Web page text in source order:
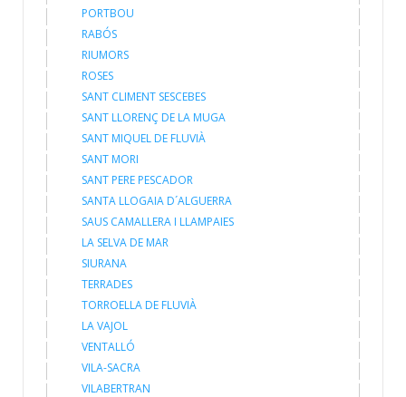
PORTBOU
RABÓS
RIUMORS
ROSES
SANT CLIMENT SESCEBES
SANT LLORENÇ DE LA MUGA
SANT MIQUEL DE FLUVIÀ
SANT MORI
SANT PERE PESCADOR
SANTA LLOGAIA D´ALGUERRA
SAUS CAMALLERA I LLAMPAIES
LA SELVA DE MAR
SIURANA
TERRADES
TORROELLA DE FLUVIÀ
LA VAJOL
VENTALLÓ
VILA-SACRA
VILABERTRAN